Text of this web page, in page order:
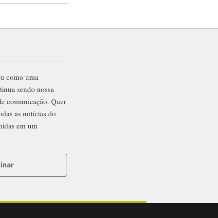
como uma
sendo nossa
comunicação. Quer
as notícias do
em um